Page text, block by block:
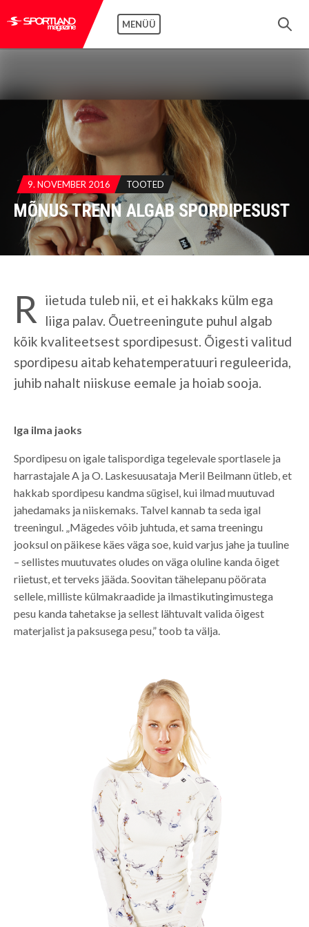
MENÜÜ
9. NOVEMBER 2016 TOOTED
MÕNUS TRENN ALGAB SPORDIPESUST
R
iietuda tuleb nii, et ei hakkaks külm ega
liiga palav. Õuetreeningute puhul algab
kõik kvaliteetsest spordipesust. Õigesti valitud
spordipesu aitab kehatemperatuuri reguleerida,
juhib nahalt niiskuse eemale ja hoiab sooja.
Iga ilma jaoks
Spordipesu on igale talispordiga tegelevale sportlasele ja
harrastajale A ja O. Laskesuusataja Meril Beilmann ütleb, et
hakkab spordipesu kandma sügisel, kui ilmad muutuvad
jahedamaks ja niiskemaks. Talvel kannab ta seda igal
treeningul. „Mägedes võib juhtuda, et sama treeningu
jooksul on päikese käes väga soe, kuid varjus jahe ja tuuline
– sellistes muutuvates oludes on väga oluline kanda õiget
riietust, et terveks jääda. Soovitan tähelepanu pöörata
sellele, milliste külmakraadide ja ilmastikutingimustega
pesu kanda tahetakse ja sellest lähtuvalt valida õigest
materjalist ja paksusega pesu,” toob ta välja.